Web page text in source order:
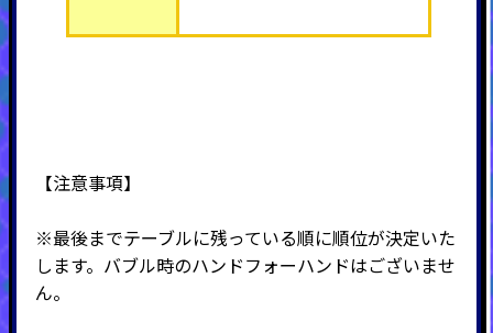
【注意事項】
※最後までテーブルに残っている順に順位が決定いた
します。バブル時のハンドフォーハンドはございませ
ん。